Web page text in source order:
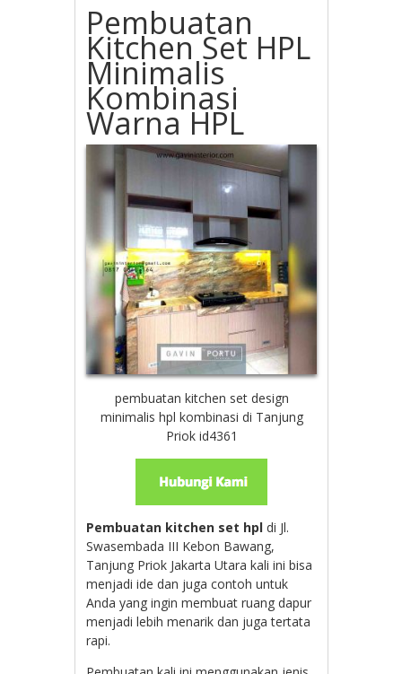
Pembuatan
Kitchen Set HPL
Minimalis
Kombinasi
Warna HPL
pembuatan kitchen set design
minimalis hpl kombinasi di Tanjung
Priok id4361
Pembuatan kitchen set hpl di Jl.
Swasembada III Kebon Bawang,
Tanjung Priok Jakarta Utara kali ini bisa
menjadi ide dan juga contoh untuk
Anda yang ingin membuat ruang dapur
menjadi lebih menarik dan juga tertata
rapi.